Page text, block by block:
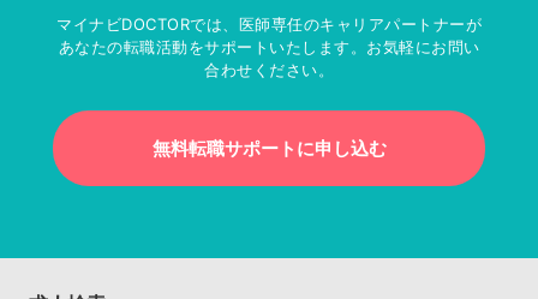
マイナビDOCTORでは、医師専任のキャリアパートナーが
あなたの転職活動をサポートいたします。お気軽にお問い
合わせください。
無料転職サポートに申し込む